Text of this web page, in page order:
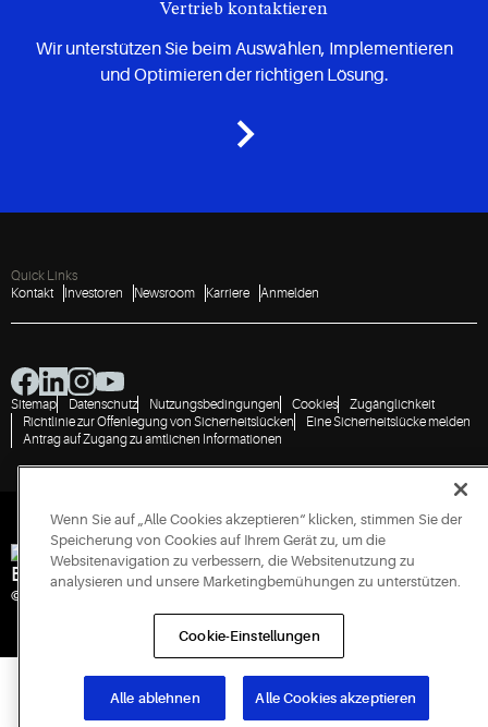
Vertrieb kontaktieren
Wir unterstützen Sie beim Auswählen, Implementieren
und Optimieren der richtigen Lösung.
Quick Links
Kontakt
Investoren Newsroom Karriere Anmelden
Sitemap Datenschutz Nutzungsbedingungen Cookies
Zugänglichkeit
Richtlinie zur Offenlegung von Sicherheitslücken
Eine Sicherheitslücke melden
Antrag auf Zugang zu amtlichen Informationen
Engineered for Sustainability
© 2026 Copeland LP. All rights reserved.
Wenn Sie auf „Alle Cookies akzeptieren“ klicken, stimmen Sie der
Speicherung von Cookies auf Ihrem Gerät zu, um die
Websitenavigation zu verbessern, die Websitenutzung zu
analysieren und unsere Marketingbemühungen zu unterstützen.
Cookie-Einstellungen
Alle ablehnen Alle Cookies akzeptieren